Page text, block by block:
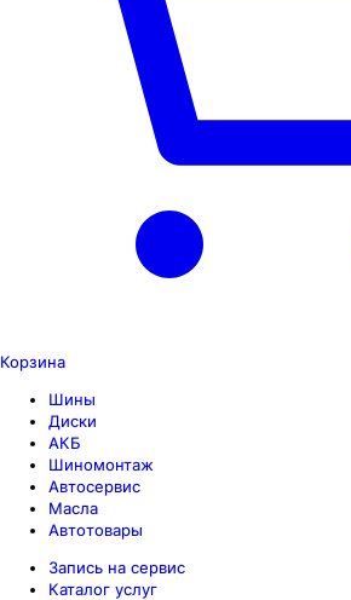
Корзина
Шины
Диски
АКБ
Шиномонтаж
Автосервис
Масла
Автотовары
Запись на сервис
Каталог услуг